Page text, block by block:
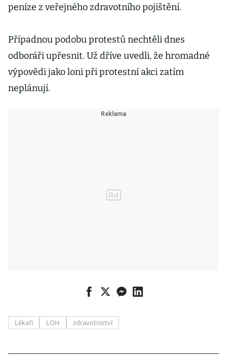
peníze z veřejného zdravotního pojištění.
Případnou podobu protestů nechtěli dnes
odboráři upřesnit. Už dříve uvedli, že hromadné
výpovědi jako loni při protestní akci zatím
neplánují.
Lékaři LOH zdravotnictví